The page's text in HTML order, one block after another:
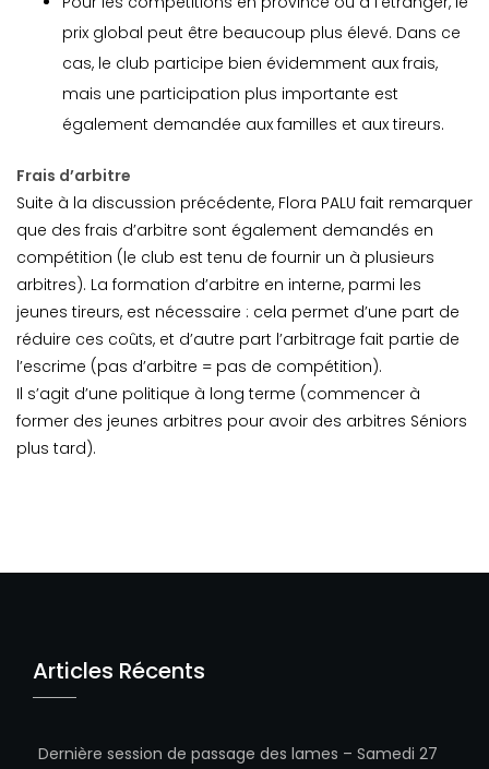
prix global peut être beaucoup plus élevé. Dans ce
cas, le club participe bien évidemment aux frais,
mais une participation plus importante est
également demandée aux familles et aux tireurs.
Frais d’arbitre
Suite à la discussion précédente, Flora PALU fait remarquer
que des frais d’arbitre sont également demandés en
compétition (le club est tenu de fournir un à plusieurs
arbitres). La formation d’arbitre en interne, parmi les
jeunes tireurs, est nécessaire : cela permet d’une part de
réduire ces coûts, et d’autre part l’arbitrage fait partie de
l’escrime (pas d’arbitre = pas de compétition).
Il s’agit d’une politique à long terme (commencer à
former des jeunes arbitres pour avoir des arbitres Séniors
plus tard).
Articles Récents
Dernière session de passage des lames – Samedi 27